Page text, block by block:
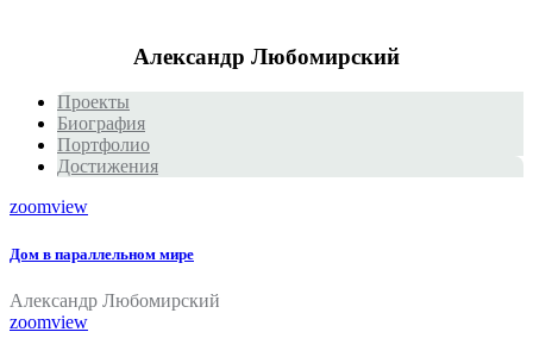
Александр Любомирский
Проекты
Биография
Портфолио
Достижения
zoomview
Дом в параллельном мире
Александр Любомирский
zoomview